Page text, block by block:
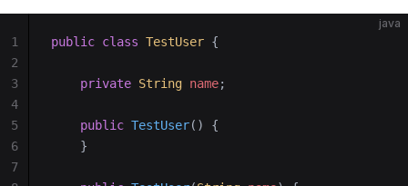
java
public class TestUser {
    private
String name;
    public
TestUser()
{
    }
1
2
3
4
5
6
7